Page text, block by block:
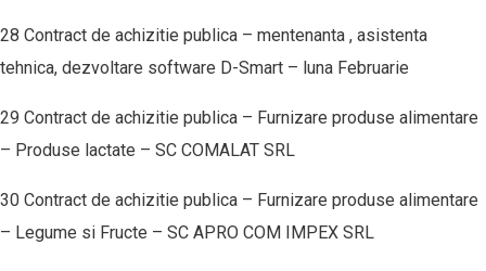
28 Contract de achizitie publica – mentenanta , asistenta
tehnica, dezvoltare software D-Smart – luna Februarie
29 Contract de achizitie publica – Furnizare produse alimentare
– Produse lactate – SC COMALAT SRL
30 Contract de achizitie publica – Furnizare produse alimentare
– Legume si Fructe – SC APRO COM IMPEX SRL